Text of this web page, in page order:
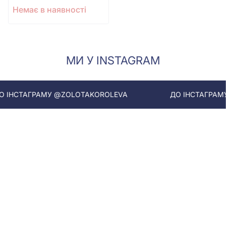
Немає в наявності
МИ У INSTAGRAM
@ZOLOTAKOROLEVA ДО ІНСТАГРАМУ